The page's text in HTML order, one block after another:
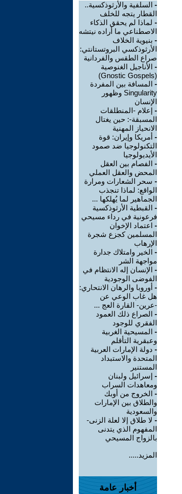
- السلفية والأرثوذكسية..
القطار يتجه للخلف
- لماذا لم يحقق الذكاء
الاصطناعي ما أراده نيتشه
- بنيوية الخلاف
الأرثوذكسي البروتستانتي:
صراع الطقس والفردانية
- الأناجيل الغنوصية
(Gnostic Gospels)
- المسافة بين المفردة
Singularity وظهور
الإنسان
- إعلام -المنطلقات
المسبقة-: حين يغتال
الانحياز المهنية
- أمريكا وإيران: قوة
التكنولوجيا ضد صمود
الأيديولوجيا
- الفصام بين العقل
المحض والعقل العملي
- سحر الشعارات ومرارة
الواقع: لماذا تنجذب
الجماهير لما يُهلكها ...
- القبطية الأرثوذكسية
فرعونية في رداء مسيحي
- اعتماد الإخوان
المسلمين كجزع شجرة
الإرهاب
- الخير وامتلاك جدارة
مواجهة الشر
- الإنسان إله الانتظام في
الفوضى الوجودية
- أوروبا والرهان الانتحاري:
هل غاب الوعي عن
-عرين- القارة العج ...
- الصراع ذلك العمود
الفقري للوجود
- المسيحية الغربية
وعبقرية التأقلم
- دولة الإمارات العربية
المتحدة والاستبداد
المستنير
- إسرائيل ولبنان
ومعاهدات السراب
- الخروج من أوبك
والطلاق بين الإمارات
والسعودية
- لا طلاق إلا لعلة الزنى-
المفهوم الذي يتدنى
بالزواج المسيحي
المزيد.....
أخبار عامة